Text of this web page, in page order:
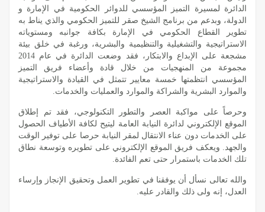
الدائرة لمسيرة التميز المؤسسي للدوائر الحكومية في الإمارة و
الدولة، وبدعم من برنامج الشيخ صقر للتميز الحكومي والذي يناط به
تطوير القطاع الحكومي في الإمارة بكافة جوانبه ومستوياته
الاستراتيجية والتشغيلية والتنظيمية والبشرية، ورغبة في خلق بيئة
مشجعة على الإبداع والابتكار، فقد وضعت الدائرة في عام 2014
مجموعة من المنهجيات من خلال قادة وأعضاء فريق التميز
المؤسسي انتظمتها خمسة معايير تتمثل في القيادة والاستراتيجية
والموارد البشرية والشراكة والموارد والعمليات والخدمات.
وحرصاً على مواكبة العصر والتطور التكنولوجي، فقد تم إطلاق
الموقع الإلكتروني لدائرة النيابة العامة ليتيح لكافة الأطياف الحصول
على الخدمات دون عناء الانتقال لمقر النيابة حرصا على توفير الوقت
والجهد. ويعكف فريق الموقع الإلكتروني على تطويره وتوسعة نطاق
تلك الخدمات باستمرار حتى تعم الفائدة.
والله تعالى نسأل أن يوفقنا في تطوير العمل وتحقيق الإنجاز وإرساء
العدل، إنه ولى ذلك والقادر عليه.